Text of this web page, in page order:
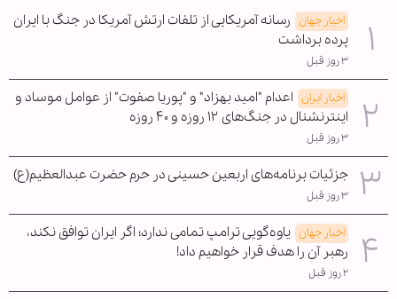
اخبار جهان رسانه آمریکایی از تلفات ارتش آمریکا در جنگ با ایران
پرده برداشت
۳ روز قبل
اخبار ایران اعدام "امید بهزاد" و "پوریا صفوت" از عوامل موساد و
اینترنشنال در جنگ‌های ۱۲ روزه و ۴۰ روزه
۳ روز قبل
جزئیات برنامه‌های اربعین حسینی در حرم حضرت عبدالعظیم(ع)
۳ روز قبل
اخبار جهان یاوه‌گویی ترامپ تمامی ندارد؛ اگر ایران توافق نکند،
رهبر آن را هدف قرار خواهیم داد!
۲ روز قبل